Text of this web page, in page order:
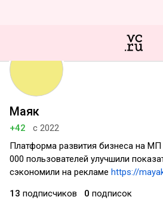
Маяк
+42
с 2022
Платформа развития бизнеса на
000 пользователей улучшили
сэкономили на рекламе https://
13 подписчиков 0 подписок